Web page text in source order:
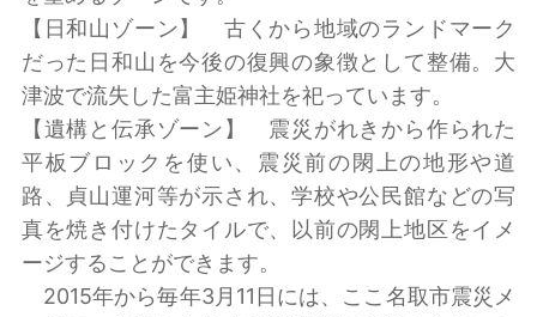
【日和山ゾーン】 古くから地域のランドマーク
だった日和山を今後の復興の象徴として整備。大
津波で流失した富主姫神社を祀っています。
【遺構と伝承ゾーン】 震災がれきから作られた
平板ブロックを使い、震災前の閖上の地形や道
路、貞山運河等が示され、学校や公民館などの写
真を焼き付けたタイルで、以前の閖上地区をイメ
ージすることができます。
2015年から毎年3月11日には、ここ名取市震災メ